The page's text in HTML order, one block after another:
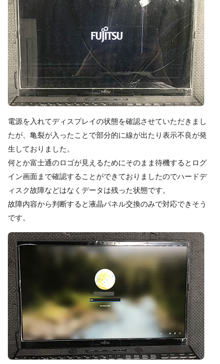
電源を入れてディスプレイの状態を確認させていただきまし
たが、亀裂が入ったことで部分的に線が出たり表示不良が発
生しておりました。
何とか富士通のロゴが見えるためにそのまま待機するとログ
イン画面まで確認することができておりましたのでハードデ
ィスク故障などはなくデータは残った状態です。
故障内容から判断すると液晶パネル交換のみで対応できそう
です。